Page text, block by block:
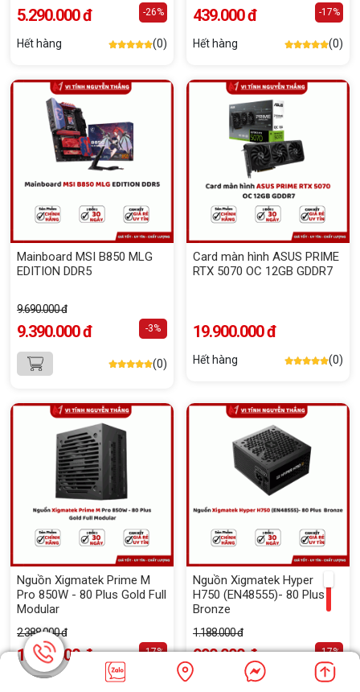
5.290.000 đ -26%
Hết hàng (0)
439.000 đ -17%
Hết hàng (0)
Mainboard MSI B850 MLG
EDITION DDR5
9.690.000 đ
9.390.000 đ -3%
(0)
Card màn hình ASUS PRIME
RTX 5070 OC 12GB GDDR7
19.900.000 đ
Hết hàng (0)
Nguồn Xigmatek Prime M
Pro 850W - 80 Plus Gold Full
Modular
2.388.000 đ
1.990.000 đ -17%
Nguồn Xigmatek Hyper
H750 (EN48555)- 80 Plus
Bronze
1.188.000 đ
990.000 đ -17%
(0)